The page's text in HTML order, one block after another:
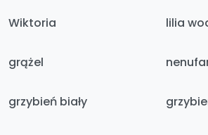
Wiktoria lilia
grążel
grzybień biały